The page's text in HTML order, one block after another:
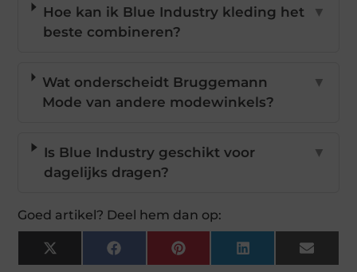
Hoe kan ik Blue Industry kleding het
beste combineren?
▼
Wat onderscheidt Bruggemann
Mode van andere modewinkels?
▼
Is Blue Industry geschikt voor
dagelijks dragen?
▼
Goed artikel? Deel hem dan op:
X
(Twitter)
FacebookPinterestLinkedInEmail